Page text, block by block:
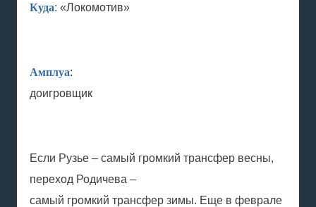
Куда: «Локомотив»
Амплуа:
доигровщик
Если Рузье – самый громкий трансфер весны,
переход Родичева –
самый громкий трансфер зимы. Еще в феврале